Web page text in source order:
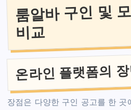
룸알바 구인 및
비교
온라인 플랫폼의
장점은 다양한 구인 공고를 한 곳